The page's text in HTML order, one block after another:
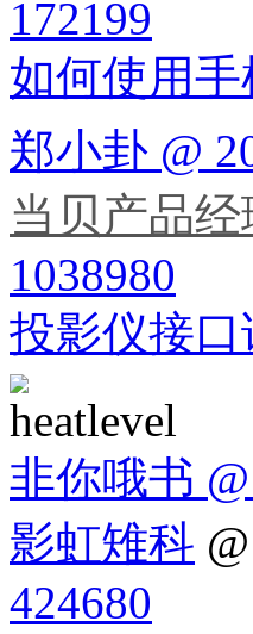
172199
如何使用
郑小卦 @
当贝产品经
1038980
投影仪接
非你哦书
影虹雉科
424680